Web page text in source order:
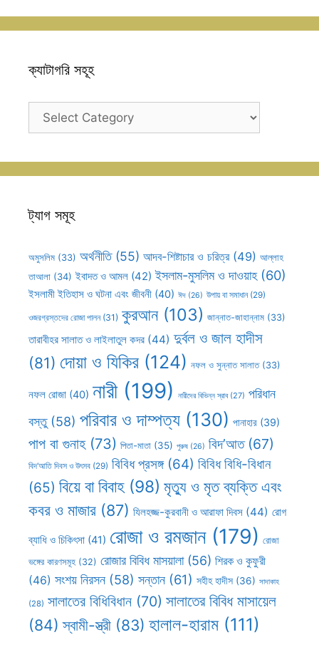
ক্যাটাগরি সহূহ
ক্যাটাগরি
ট্যাগ সমূহ
অমুসলিম (33) অর্থনীতি(55) আদব-শিষ্টাচার ও চরিত্র(49) আল্লাহ
তাআলা (34) ইবাদত ও আমল (42) ইসলাম-মুসলিম ও দাওয়াহ(60)
ইসলামী ইতিহাস ও ঘটনা এবং জীবনী (40) ঈদ (26) উপায় বা সমাধান(29)
ওজরগ্রস্তদের রোজা পালন(31) কুরআন(103) জান্নাত-জাহান্নাম (33)
তারাবীহর সালাত ও লাইলাতুল কদর (44) দুর্বল ও জাল হাদীস
(81) দোয়া ও যিকির (124) নফল ও সুন্নাত সালাত(33)
নফল রোজা (40) নারী(199) নারীদের বিভিন্ন স্রাব(27) পরিধান
বস্তু(58) পরিবার ও দাম্পত্য (130) পানাহার (39)
পাপ বা গুনাহ(73) পিতা-মাতা (35) পুরুষ (26) বিদ’আত(67)
বিদ’আতি দিবস ও উৎসব (29) বিবিধ প্রসঙ্গ(64) বিবিধ বিধি-বিধান
(65) বিয়ে বা বিবাহ (98) মৃত্যু ও মৃত ব্যক্তি এবং
কবর ও মাজার (87) যিলহজ্জ-কুরবানী ও আরাফা দিবস (44) রোগ
ব্যাধি ও চিকিৎসা (41) রোজা ও রমজান(179) রোজা
ভঙ্গের কারণসমূহ (32) রোজার বিবিধ মাসয়ালা(56) শিরক ও কুফুরী
(46) সংশয় নিরসন (58) সন্তান (61) সহীহ হাদীস (36) সাদাকাহ
(28) সালাতের বিধিবিধান (70) সালাতের বিবিধ মাসায়েল
(84) স্বামী-স্ত্রী (83) হালাল-হারাম (111)